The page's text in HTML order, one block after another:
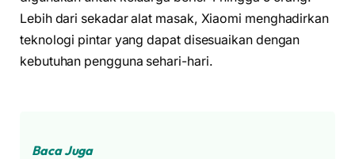
Lebih dari sekadar alat masak, Xiaomi menghadirkan
teknologi pintar yang dapat disesuaikan dengan
kebutuhan pengguna sehari-hari.
Baca Juga